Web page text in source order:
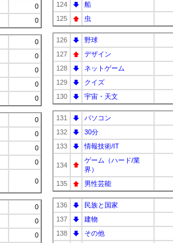
0
0
0
0
0
0
0
0
0
0
0
0
0
0
0
124
船
125
虫
126
野球
127
デザイン
128
ネットゲーム
129
クイズ
130
宇宙・天文
131
パソコン
132
30分
133
情報技術/IT
134
ゲーム（ハード/業
界）
135
男性芸能
136
民族と国家
137
建物
138
その他